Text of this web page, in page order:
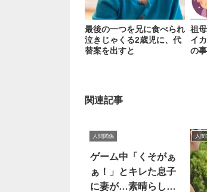
最後の一つを兄に食べられ
泣きじゃくる2歳児に、代
替案を出すと
祖
イ
の
関連記事
人間関係
ゲーム中「くそがぁ
ぁ！」とキレた息子
に妻が…素晴らしい
人